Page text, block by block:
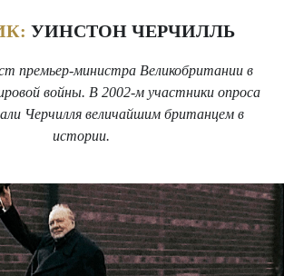
УИНСТОН ЧЕРЧИЛЛЬ
премьер-министра Великобритании в
войны. В 2002-м участники опроса
Черчилля величайшим британцем в
истории.